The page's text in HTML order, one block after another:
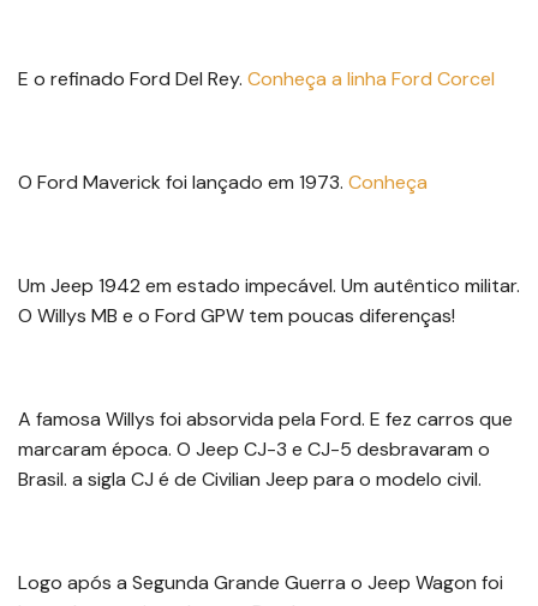
E o refinado Ford Del Rey. Conheça a linha Ford Corcel
O Ford Maverick foi lançado em 1973. Conheça
Um Jeep 1942 em estado impecável. Um autêntico militar.
O Willys MB e o Ford GPW tem poucas diferenças!
A famosa Willys foi absorvida pela Ford. E fez carros que
marcaram época. O Jeep CJ-3 e CJ-5 desbravaram o
Brasil. a sigla CJ é de Civilian Jeep para o modelo civil.
Logo após a Segunda Grande Guerra o Jeep Wagon foi